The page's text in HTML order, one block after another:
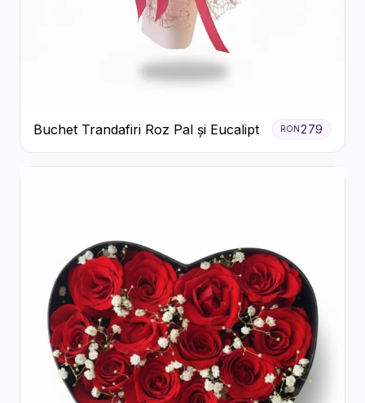
Buchet Trandafiri Roz Pal și Eucalipt RON 279